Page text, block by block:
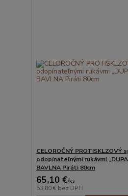
CELOROČNÝ PROTISKLZOVÝ
odopínateľnými rukávmi
BAVLNA Piráti 80cm
65,10 €/ks
53,80 € bez DPH